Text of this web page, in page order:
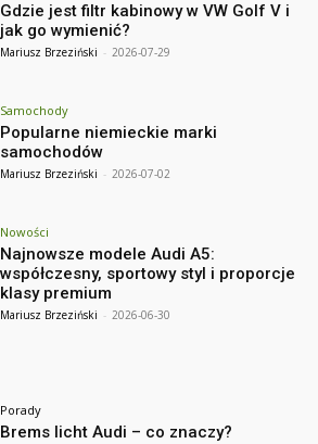
Gdzie jest filtr kabinowy w VW Golf V i
jak go wymienić?
Mariusz Brzeziński - 2026-07-29
Samochody
Popularne niemieckie marki
samochodów
Mariusz Brzeziński - 2026-07-02
Nowości
Najnowsze modele Audi A5:
współczesny, sportowy styl i proporcje
klasy premium
Mariusz Brzeziński - 2026-06-30
Porady
Brems licht Audi – co znaczy?